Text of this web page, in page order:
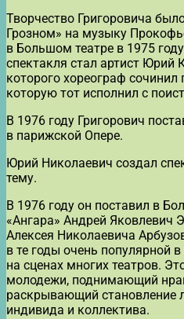
Творчество Григоровича
Грозном» на музыку
в Большом театре в 1975
спектакля стал артист
которого хореограф сочинил
которую тот исполнил с
В 1976 году Григорович
в парижской Опере.
Юрий Николаевич создал
тему.
В 1976 году он поставил в
«Ангара» Андрей Яковлевич
Алексея Николаевича
в те годы очень популярной
на сценах многих театров.
молодежи, поднимающий
раскрывающий становление
индивида и коллектива.